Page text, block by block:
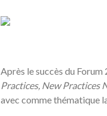
Après le succès du Forum
Practices, New Practices
avec comme thématique